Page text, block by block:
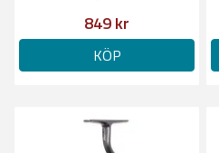
849 kr
KÖP